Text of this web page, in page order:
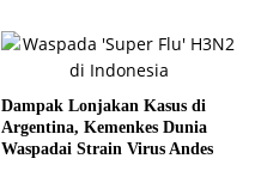
Dampak Lonjakan Kasus di
Argentina, Kemenkes Dunia
Waspadai Strain Virus Andes